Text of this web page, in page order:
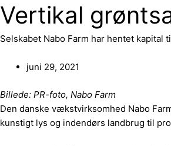
Vertikal
Selskabet Nabo Farm har hentet
juni 29, 2021
Billede: PR-foto, Nabo Farm
Den danske vækstvirksomhed Nabo
kunstigt lys og indendørs landbrug til